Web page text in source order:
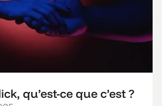
qu’est-ce que c’est ?